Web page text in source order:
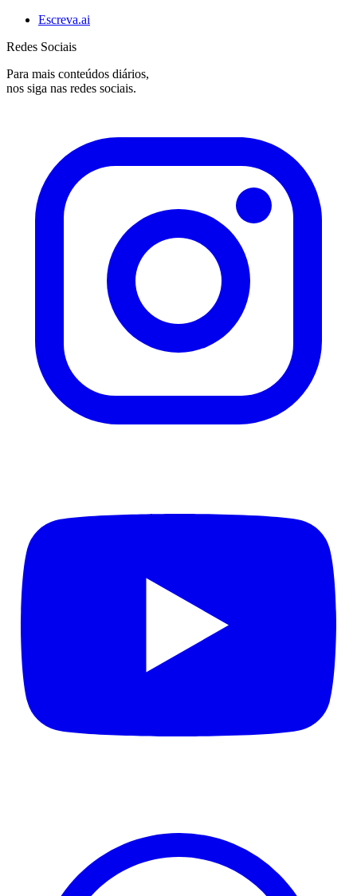
Escreva.ai
Redes Sociais
Para mais conteúdos diários,
nos siga nas redes sociais.